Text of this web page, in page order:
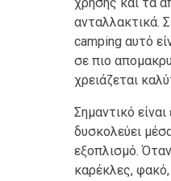
ανταλλακτικά.
camping αυτό
σε πιο
χρειάζεται
Σημαντικό
δυσκολεύει
εξοπλισμό.
καρέκλες,